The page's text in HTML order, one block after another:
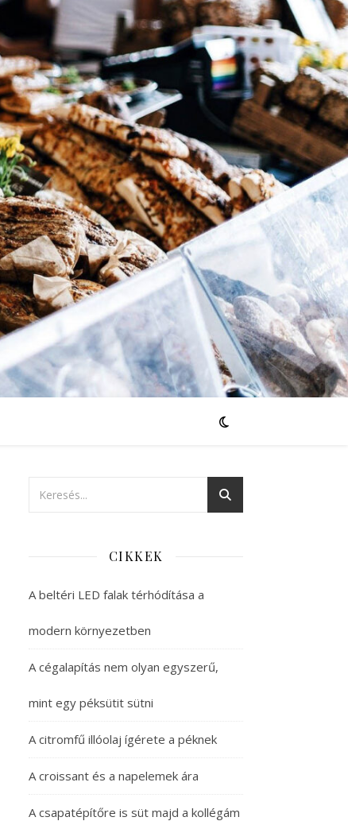
CIKKEK
A beltéri LED falak térhódítása a
modern környezetben
A cégalapítás nem olyan egyszerű,
mint egy péksütit sütni
A citromfű illóolaj ígérete a péknek
A croissant és a napelemek ára
A csapatépítőre is süt majd a kollégám